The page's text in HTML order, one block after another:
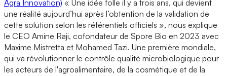
Agra Innovation) « Une idée folle il y a trois ans, qui devient
une réalité aujourd’hui après l’obtention de la validation de
cette solution selon les référentiels officiels », nous explique
le CEO Amine Raji, cofondateur de Spore Bio en 2023 avec
Maxime Mistretta et Mohamed Tazi. Une première mondiale,
qui va révolutionner le contrôle qualité microbiologique pour
les acteurs de l'agroalimentaire, de la cosmétique et de la